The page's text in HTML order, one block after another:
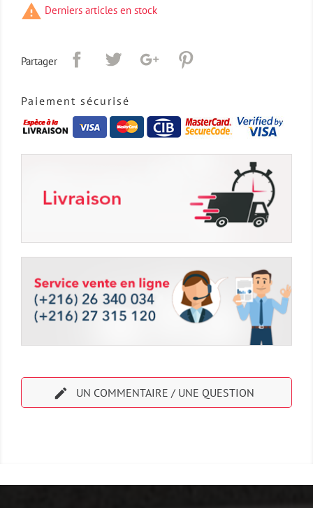
 Derniers articles en stock
Partager
Paiement sécurisé
 UN COMMENTAIRE / UNE QUESTION